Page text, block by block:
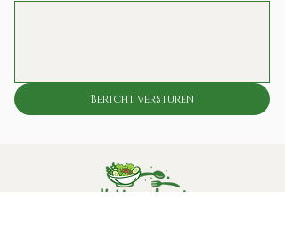
Bericht versturen